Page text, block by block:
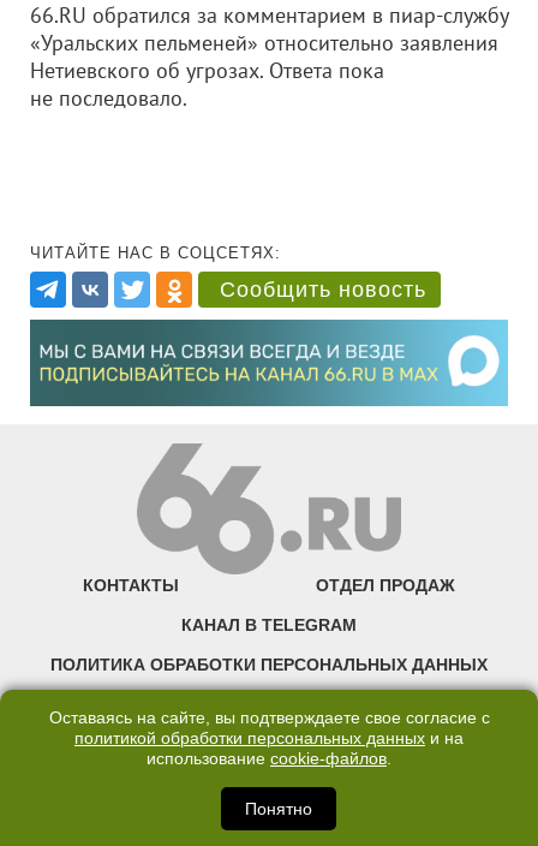
66.RU обратился за комментарием в пиар-службу
«Уральских пельменей» относительно заявления
Нетиевского об угрозах. Ответа пока
не последовало.
ЧИТАЙТЕ НАС В СОЦСЕТЯХ:
Сообщить новость
КОНТАКТЫ ОТДЕЛ ПРОДАЖ
КАНАЛ В TELEGRAM
ПОЛИТИКА ОБРАБОТКИ ПЕРСОНАЛЬНЫХ ДАННЫХ
©2007—2025 66.RU. Воспроизведение, сообщение, доведение до всеобщего
правообладателя запрещено. Сетевое издание «Современный портал
Екатеринбурга — «66.ru» (18+) зарегистрировано Федеральной службой по
надзору в сфере связи, информационных технологий и массовых коммуникаций
Оставаясь на сайте, вы подтверждаете свое согласие с
политикой обработки персональных данных и на
использование cookie-файлов.
Понятно